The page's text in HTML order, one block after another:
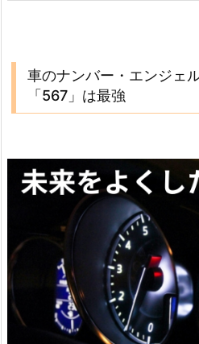
車のナンバー・エンジェ
「567」は最強